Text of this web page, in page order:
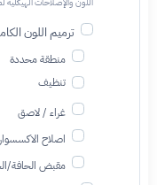
ترميم اللون
منطقة محددة
تنظيف
غراء / لاصق
اصلاح
مقبض الحافة/